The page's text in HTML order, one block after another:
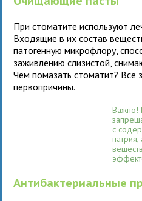
При стоматите используют
Входящие в их состав
патогенную микрофлору,
заживлению слизистой,
Чем помазать стоматит? Все
первопричины.
Важно!
с
Антибактериальные